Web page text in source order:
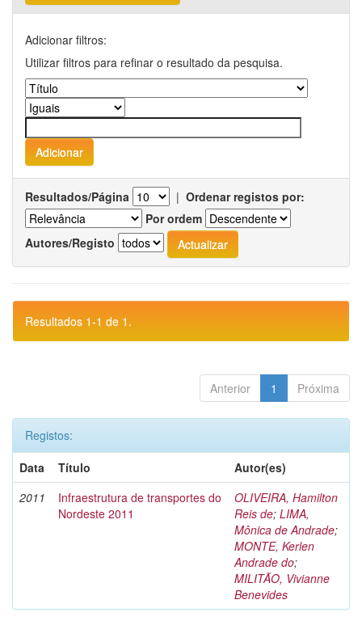
Adicionar filtros:
Utilizar filtros para refinar o resultado da pesquisa.
Resultados/Página | Ordenar registos por:
Por ordem
Autores/Registo
Resultados 1-1 de 1.
Anterior 1 Próxima
Registos:
Data
Título
Autor(es)
2011
Infraestrutura de transportes do
Nordeste 2011
OLIVEIRA, Hamilton
Reis de; LIMA,
Mônica de Andrade;
MONTE, Kerlen
Andrade do;
MILITÃO, Vivianne
Benevides